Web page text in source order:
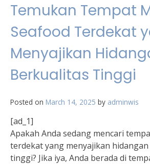
Temukan Tempat
Seafood Terdekat
Menyajikan
Berkualitas Tinggi
Posted on March 14, 2025 by adminwis
[ad_1]
Apakah Anda sedang mencari
terdekat yang menyajikan
tinggi? Jika iya, Anda berada di